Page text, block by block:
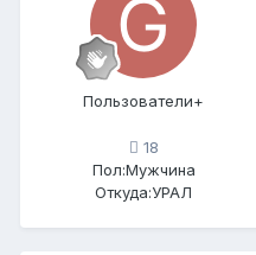
Пользователи+
18
Пол:Мужчина
Откуда:УРАЛ